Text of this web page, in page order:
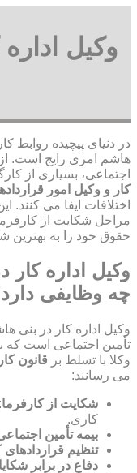
وکیل
در دنیای پیچیده روابط
هاشم امری رایج است.
اجتماعی، بسیاری از
کار و وکیل امور
اختلافات ایفا می
مراحل شکایت از
حقوق خود را به بهترین شکل مطالبه کنید.
وکیل اداره
چه وظایفی
وکیل اداره کار در بنی
تأمین اجتماعی است که
وکلا با تسلط بر قانون
می رسانند:
شکایت از کارفرما
کاری.
بیمه تأمین
تنظیم
دفاع در برابر